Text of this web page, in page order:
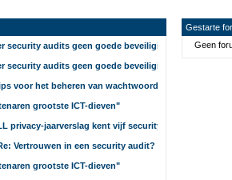
security audits geen goede beveiliging
security audits geen goede beveiliging
voor het beheren van wachtwoorden
grootste ICT-dieven"
privacy-jaarverslag kent vijf security-incidenten
Vertrouwen in een security audit?
grootste ICT-dieven"
Gestarte
Geen